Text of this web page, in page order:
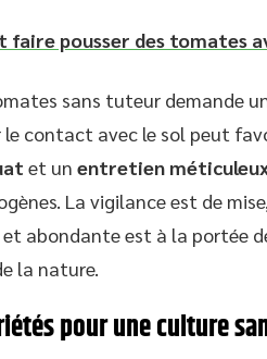
faire pousser des tomates
sans tuteur demande
contact avec le sol peut
et un entretien
La vigilance est de
abondante est à la portée
la nature.
pour une culture